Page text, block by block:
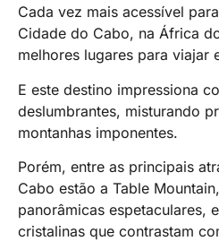
Cada vez mais acessível
Cidade do Cabo, na África
melhores lugares para viajar
E este destino impressiona
deslumbrantes, misturando
montanhas imponentes.
Porém, entre as principais
Cabo estão a Table
panorâmicas espetaculares,
cristalinas que contrastam